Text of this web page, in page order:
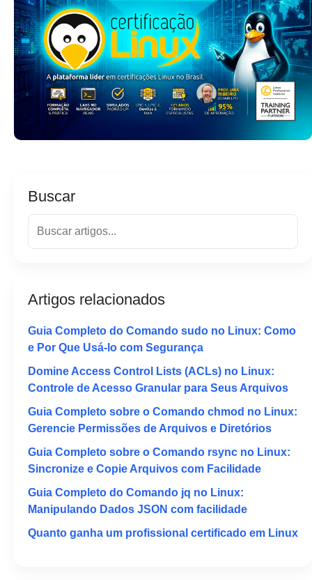
Buscar
Artigos relacionados
Guia Completo do Comando sudo no Linux: Como
e Por Que Usá-lo com Segurança
Domine Access Control Lists (ACLs) no Linux:
Controle de Acesso Granular para Seus Arquivos
Guia Completo sobre o Comando chmod no Linux:
Gerencie Permissões de Arquivos e Diretórios
Guia Completo sobre o Comando rsync no Linux:
Sincronize e Copie Arquivos com Facilidade
Guia Completo do Comando jq no Linux:
Manipulando Dados JSON com facilidade
Quanto ganha um profissional certificado em Linux